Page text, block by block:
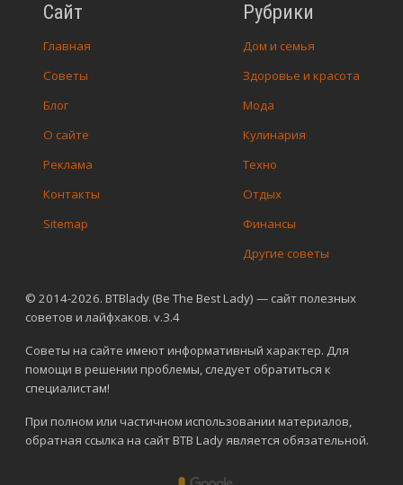
© 2014-2026. BTBlady (Be The Best Lady) — сайт полезных
советов и лайфхаков. v.3.4
Советы на сайте имеют информативный характер. Для
помощи в решении проблемы, следует обратиться к
специалистам!
При полном или частичном использовании материалов,
обратная ссылка на сайт BTB Lady является обязательной.
Сайт
Главная
Советы
Блог
О сайте
Реклама
Контакты
Sitemap
Рубрики
Дом и семья
Здоровье и красота
Мода
Кулинария
Техно
Отдых
Финансы
Другие советы